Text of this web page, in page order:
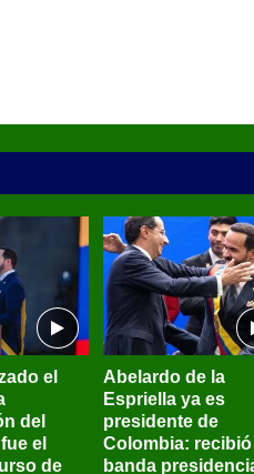
el
del
el
de
Abelardo de la
Espriella ya es
presidente de
Colombia: recibió
banda